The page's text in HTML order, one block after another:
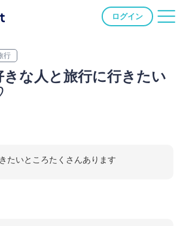
ログイン
行
きな人と旅行に行きたい
たいところたくさんあります